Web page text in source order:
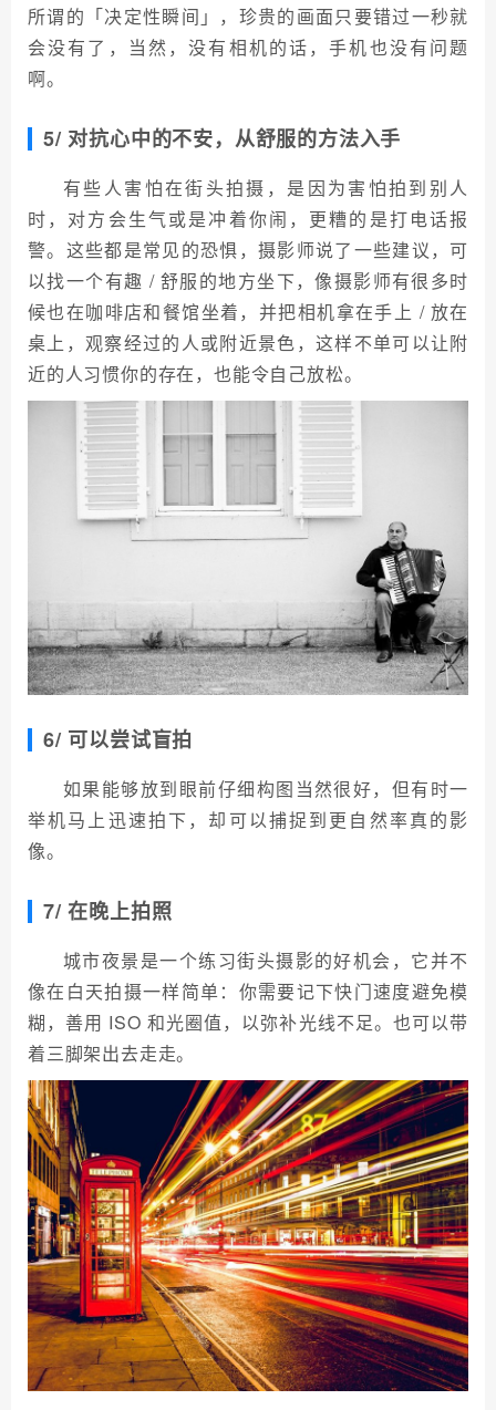
所谓的「决定性瞬间」，珍贵的画面只要错过一秒就
会没有了，当然，没有相机的话，手机也没有问题
啊。
5/ 对抗心中的不安，从舒服的方法入手
有些人害怕在街头拍摄，是因为害怕拍到别人
时，对方会生气或是冲着你闹，更糟的是打电话报
警。这些都是常见的恐惧，摄影师说了一些建议，可
以找一个有趣 / 舒服的地方坐下，像摄影师有很多时
候也在咖啡店和餐馆坐着，并把相机拿在手上 / 放在
桌上，观察经过的人或附近景色，这样不单可以让附
近的人习惯你的存在，也能令自己放松。
6/ 可以尝试盲拍
如果能够放到眼前仔细构图当然很好，但有时一
举机马上迅速拍下，却可以捕捉到更自然率真的影
像。
7/ 在晚上拍照
城市夜景是一个练习街头摄影的好机会，它并不
像在白天拍摄一样简单：你需要记下快门速度避免模
糊，善用 ISO 和光圈值，以弥补光线不足。也可以带
着三脚架出去走走。